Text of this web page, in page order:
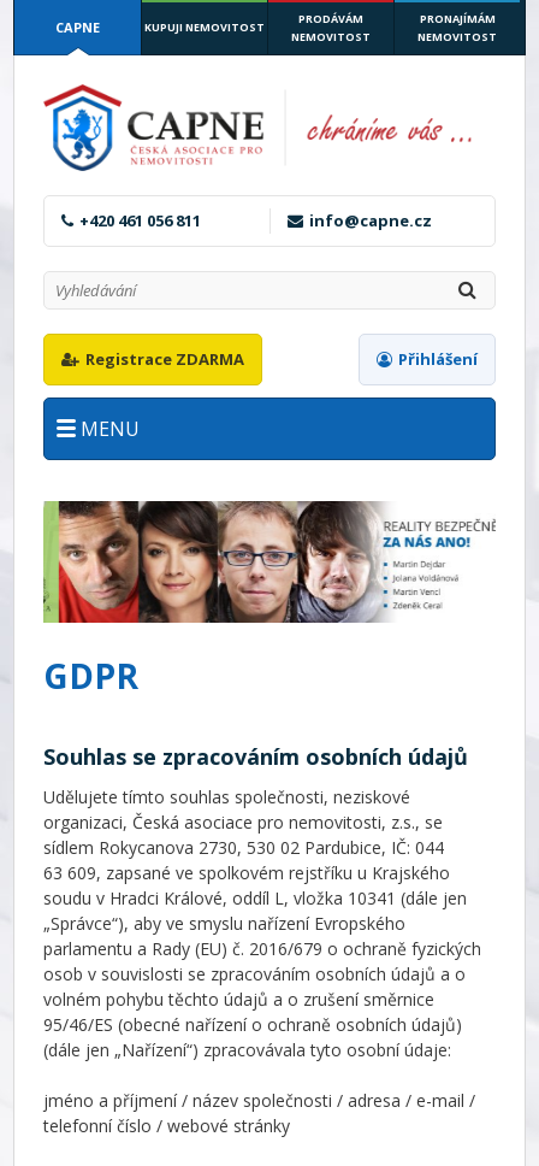
CAPNE KUPUJI NEMOVITOST
PRODÁVÁM
NEMOVITOST
PRONAJÍMÁM
NEMOVITOST
+420 461 056 811 info@capne.cz
Registrace ZDARMA Přihlášení
MENU
GDPR
Souhlas se zpracováním osobních údajů
Udělujete tímto souhlas společnosti, neziskové
organizaci, Česká asociace pro nemovitosti, z.s., se
sídlem Rokycanova 2730, 530 02 Pardubice, IČ: 044
63 609, zapsané ve spolkovém rejstříku u Krajského
soudu v Hradci Králové, oddíl L, vložka 10341 (dále jen
„Správce“), aby ve smyslu nařízení Evropského
parlamentu a Rady (EU) č. 2016/679 o ochraně fyzických
osob v souvislosti se zpracováním osobních údajů a o
volném pohybu těchto údajů a o zrušení směrnice
95/46/ES (obecné nařízení o ochraně osobních údajů)
(dále jen „Nařízení“) zpracovávala tyto osobní údaje:
jméno a příjmení / název společnosti / adresa / e-mail /
telefonní číslo / webové stránky